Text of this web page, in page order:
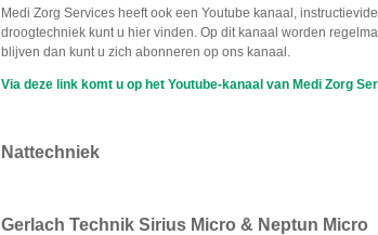
Medi Zorg Services heeft ook een Youtube kanaal,
droogtechniek kunt u hier vinden. Op dit kanaal worden
blijven dan kunt u zich abonneren op ons kanaal.
Via deze link komt u op het Youtube-kanaal van Medi Zorg
Nattechniek
Gerlach Technik Sirius Micro & Neptun Micro